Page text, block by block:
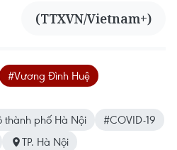
(TTXVN/Vietnam+)
#Vương Đình Huệ
phố Hà Nội
#COVID-19
TP. Hà Nội